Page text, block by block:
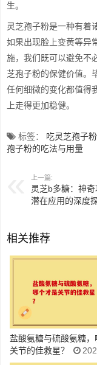
生。
灵芝孢子粉是一种有着
如果出现脸上变黄等异
施，我们既可以避免不
芝孢子粉的保健价值。
任何细微的变化都值得
上走得更加稳健。
标签： 吃灵芝孢子
孢子粉的吃法与用量
上一篇:
灵芝b多糖：神奇
潜在应用的深度
相关推荐
盐酸氨糖与硫酸氨糖，
关节的佳救星？